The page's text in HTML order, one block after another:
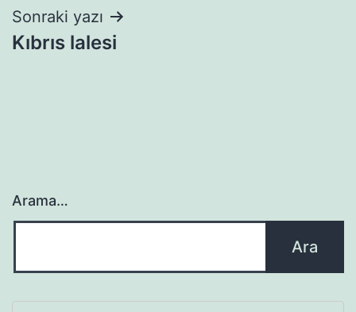
Sonraki yazı
Kıbrıs lalesi
Arama…